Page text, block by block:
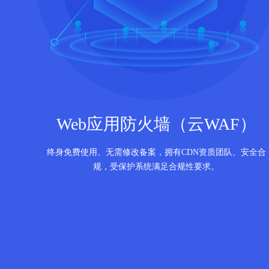
Web应用防火墙（云WAF）
终身免费使用、无需修改备案，拥有CDN资质团队、安全合
规，受保护系统满足合规性要求。